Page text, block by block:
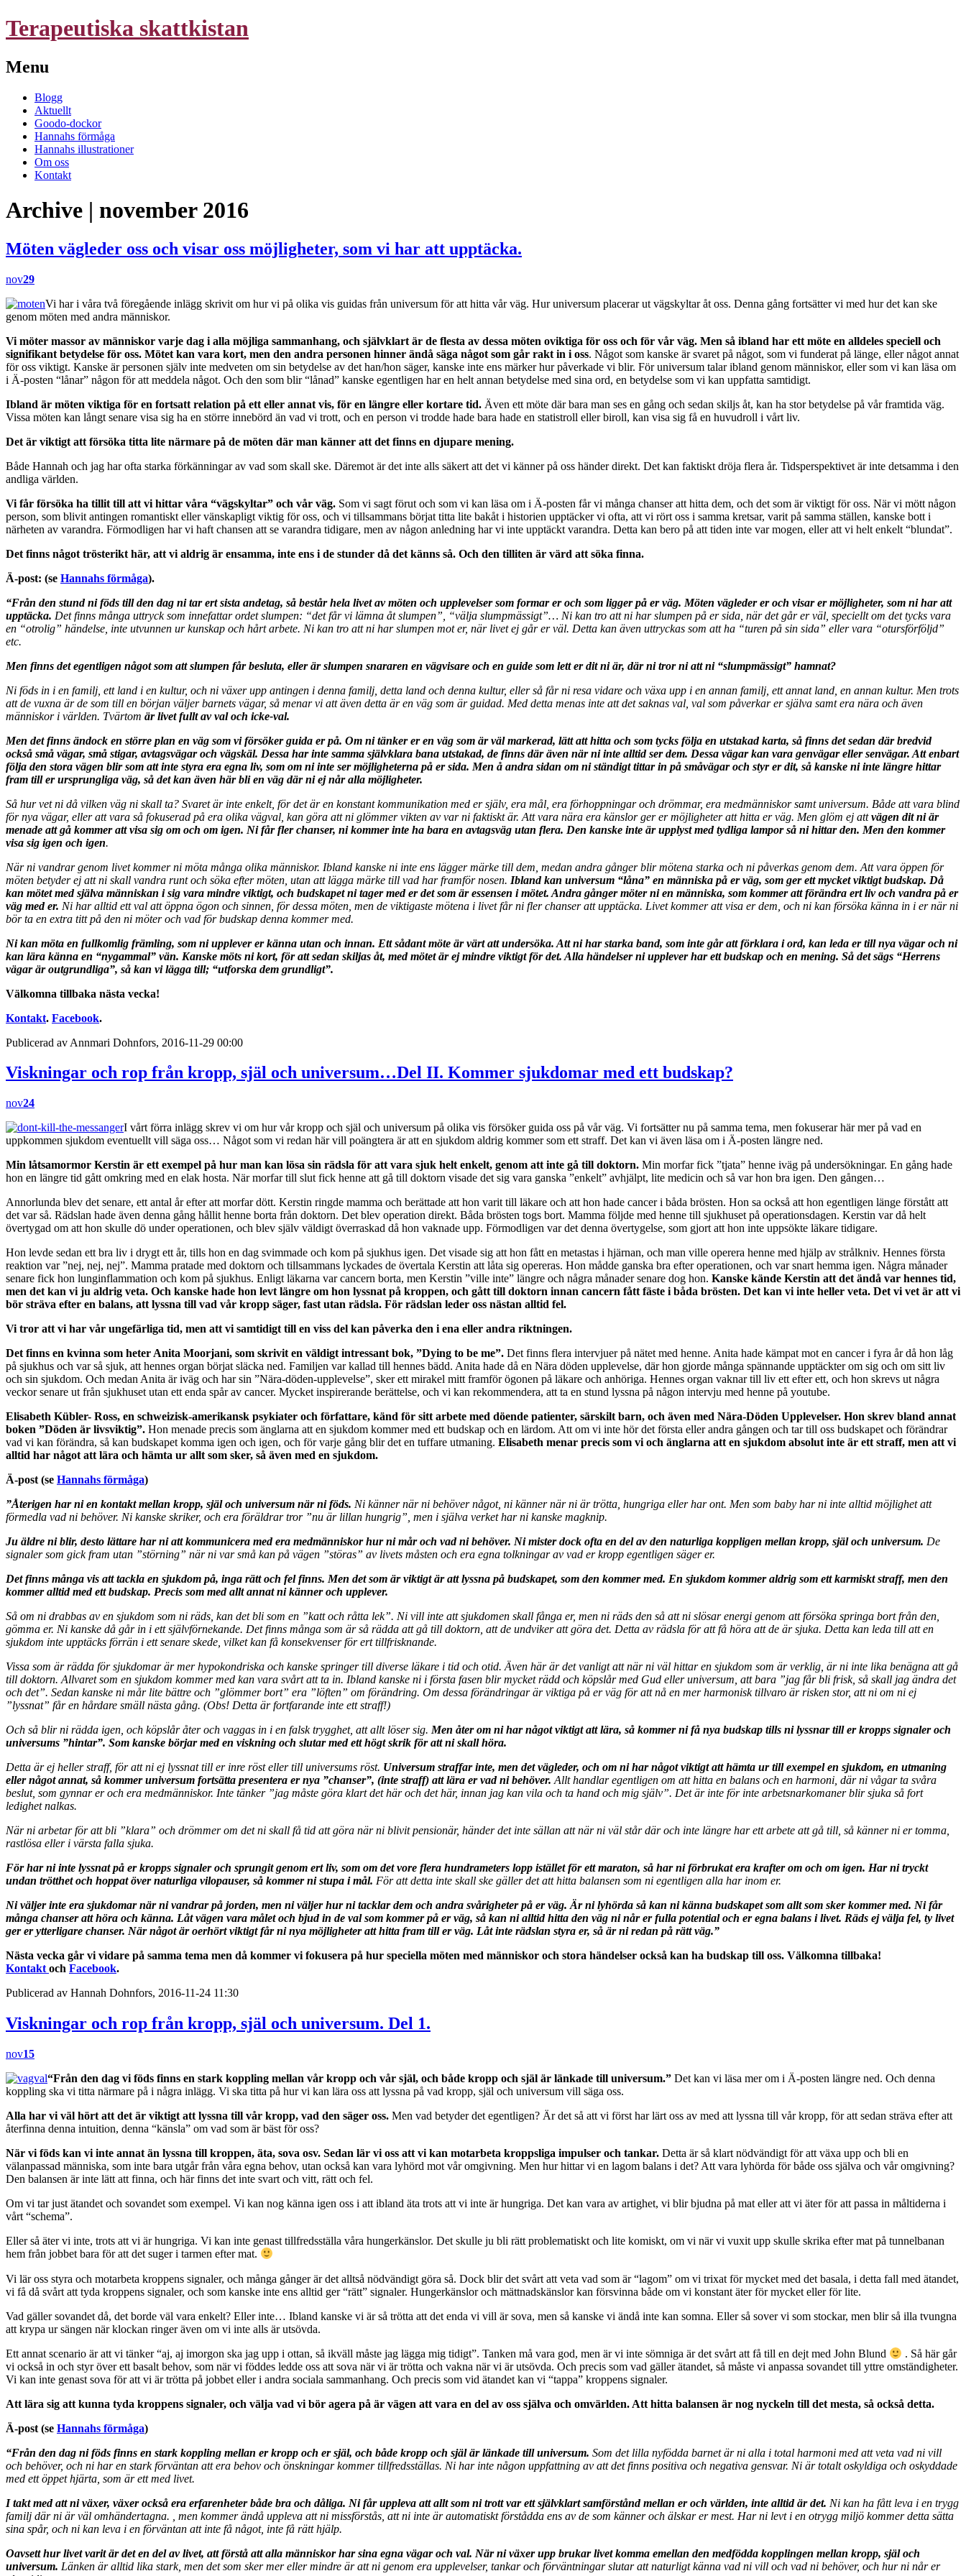
Terapeutiska skattkistan
Menu
Skip
content
Blogg
Aktuellt
Goodo-dockor
Hannahs förmåga
Hannahs illustrationer
Om oss
Kontakt
Archive | november 2016
Möten vägleder oss och visar oss möjligheter, som vi har att upptäcka.
nov29
Vi har i våra två föregående inlägg skrivit om hur vi på olika vis guidas från universum för att hitta vår väg. Hur universum placerar ut vägskyltar åt oss. Denna gång fortsätter vi med hur det kan ske
genom möten med andra människor.
Vi möter massor av människor varje dag i alla möjliga sammanhang, och självklart är de flesta av dessa möten oviktiga för oss och för vår väg. Men så ibland har ett möte en alldeles speciell och
signifikant betydelse för oss. Mötet kan vara kort, men den andra personen hinner ändå säga något som går rakt in i oss. Något som kanske är svaret på något, som vi funderat på länge, eller något annat
för oss viktigt. Kanske är personen själv inte medveten om sin betydelse av det han/hon säger, kanske inte ens märker hur påverkade vi blir. För universum talar ibland genom människor, eller som vi kan läsa om
i Ä-posten “lånar” någon för att meddela något. Och den som blir “lånad” kanske egentligen har en helt annan betydelse med sina ord, en betydelse som vi kan uppfatta samtidigt.
Ibland är möten viktiga för en fortsatt relation på ett eller annat vis, för en längre eller kortare tid. Även ett möte där bara man ses en gång och sedan skiljs åt, kan ha stor betydelse på vår framtida väg.
Vissa möten kan långt senare visa sig ha en större innebörd än vad vi trott, och en person vi trodde hade bara hade en statistroll eller biroll, kan visa sig få en huvudroll i vårt liv.
Det är viktigt att försöka titta lite närmare på de möten där man känner att det finns en djupare mening.
Både Hannah och jag har ofta starka förkänningar av vad som skall ske. Däremot är det inte alls säkert att det vi känner på oss händer direkt. Det kan faktiskt dröja flera år. Tidsperspektivet är inte detsamma i den
andliga världen.
Vi får försöka ha tillit till att vi hittar våra “vägskyltar” och vår väg. Som vi sagt förut och som vi kan läsa om i Ä-posten får vi många chanser att hitta dem, och det som är viktigt för oss. När vi mött någon
person, som blivit antingen romantiskt eller vänskapligt viktig för oss, och vi tillsammans börjat titta lite bakåt i historien upptäcker vi ofta, att vi rört oss i samma kretsar, varit på samma ställen, kanske bott i
närheten av varandra. Förmodligen har vi haft chansen att se varandra tidigare, men av någon anledning har vi inte upptäckt varandra. Detta kan bero på att tiden inte var mogen, eller att vi helt enkelt “blundat”.
Det finns något trösterikt här, att vi aldrig är ensamma, inte ens i de stunder då det känns så. Och den tilliten är värd att söka finna.
Ä-post: (se Hannahs förmåga).
“Från den stund ni föds till den dag ni tar ert sista andetag, så består hela livet av möten och upplevelser som formar er och som ligger på er väg. Möten vägleder er och visar er möjligheter, som ni har att
upptäcka. Det finns många uttryck som innefattar ordet slumpen: “det får vi lämna åt slumpen”, “välja slumpmässigt”… Ni kan tro att ni har slumpen på er sida, när det går er väl, speciellt om det tycks vara
en “otrolig” händelse, inte utvunnen ur kunskap och hårt arbete. Ni kan tro att ni har slumpen mot er, när livet ej går er väl. Detta kan även uttryckas som att ha “turen på sin sida” eller vara “otursförföljd”
etc.
Men finns det egentligen något som att slumpen får besluta, eller är slumpen snararen en vägvisare och en guide som lett er dit ni är, där ni tror ni att ni “slumpmässigt” hamnat?
Ni föds in i en familj, ett land i en kultur, och ni växer upp antingen i denna familj, detta land och denna kultur, eller så får ni resa vidare och växa upp i en annan familj, ett annat land, en annan kultur. Men trots
att de vuxna är de som till en början väljer barnets vägar, så menar vi att även detta är en väg som är guidad. Med detta menas inte att det saknas val, val som påverkar er själva samt era nära och även
människor i världen. Tvärtom är livet fullt av val och icke-val.
Men det finns ändock en större plan en väg som vi försöker guida er på. Om ni tänker er en väg som är väl markerad, lätt att hitta och som tycks följa en utstakad karta, så finns det sedan där bredvid
också små vägar, små stigar, avtagsvägar och vägskäl. Dessa har inte samma självklara bana utstakad, de finns där även när ni inte alltid ser dem. Dessa vägar kan vara genvägar eller senvägar. Att enbart
följa den stora vägen blir som att inte styra era egna liv, som om ni inte ser möjligheterna på er sida. Men å andra sidan om ni ständigt tittar in på småvägar och styr er dit, så kanske ni inte längre hittar
fram till er ursprungliga väg, så det kan även här bli en väg där ni ej når alla möjligheter.
Så hur vet ni då vilken väg ni skall ta? Svaret är inte enkelt, för det är en konstant kommunikation med er själv, era mål, era förhoppningar och drömmar, era medmänniskor samt universum. Både att vara blind
för nya vägar, eller att vara så fokuserad på era olika vägval, kan göra att ni glömmer vikten av var ni faktiskt är. Att vara nära era känslor ger er möjligheter att hitta er väg. Men glöm ej attvägen dit ni är
menade att gå kommer att visa sig om och om igen. Ni får fler chanser, ni kommer inte ha bara en avtagsväg utan flera. Den kanske inte är upplyst med tydliga lampor så ni hittar den. Men den kommer
visa sig igen och igen.
När ni vandrar genom livet kommer ni möta många olika människor. Ibland kanske ni inte ens lägger märke till dem, medan andra gånger blir mötena starka och ni påverkas genom dem. Att vara öppen för
möten betyder ej att ni skall vandra runt och söka efter möten, utan att lägga märke till vad har framför nosen. Ibland kan universum “låna” en människa på er väg, som ger ett mycket viktigt budskap. Då
kan mötet med själva människan i sig vara mindre viktigt, och budskapet ni tager med er det som är essensen i mötet. Andra gånger möter ni en människa, som kommer att förändra ert liv och vandra på er
väg med er. Ni har alltid ett val att öppna ögon och sinnen, för dessa möten, men de viktigaste mötena i livet får ni fler chanser att upptäcka. Livet kommer att visa er dem, och ni kan försöka känna in i er när ni
bör ta en extra titt på den ni möter och vad för budskap denna kommer med.
Ni kan möta en fullkomlig främling, som ni upplever er känna utan och innan. Ett sådant möte är värt att undersöka. Att ni har starka band, som inte går att förklara i ord, kan leda er till nya vägar och ni
kan lära känna en “nygammal” vän. Kanske möts ni kort, för att sedan skiljas åt, med mötet är ej mindre viktigt för det. Alla händelser ni upplever har ett budskap och en mening. Så det sägs “Herrens
vägar är outgrundliga”, så kan vi lägga till; “utforska dem grundligt”.
Välkomna tillbaka nästa vecka!
Kontakt. Facebook.
Publicerad av Annmari Dohnfors, 2016-11-29 00:00
Viskningar och rop från kropp, själ och universum…Del II. Kommer sjukdomar med ett budskap?
nov24
I vårt förra inlägg skrev vi om hur vår kropp och själ och universum på olika vis försöker guida oss på vår väg. Vi fortsätter nu på samma tema, men fokuserar här mer på vad en
uppkommen sjukdom eventuellt vill säga oss… Något som vi redan här vill poängtera är att en sjukdom aldrig kommer som ett straff. Det kan vi även läsa om i Ä-posten längre ned.
Min låtsamormor Kerstin är ett exempel på hur man kan lösa sin rädsla för att vara sjuk helt enkelt, genom att inte gå till doktorn. Min morfar fick ”tjata” henne iväg på undersökningar. En gång hade
hon en längre tid gått omkring med en elak hosta. När morfar till slut fick henne att gå till doktorn visade det sig vara ganska ”enkelt” avhjälpt, lite medicin och så var hon bra igen. Den gången…
Annorlunda blev det senare, ett antal år efter att morfar dött. Kerstin ringde mamma och berättade att hon varit till läkare och att hon hade cancer i båda brösten. Hon sa också att hon egentligen länge förstått att
det var så. Rädslan hade även denna gång hållit henne borta från doktorn. Det blev operation direkt. Båda brösten togs bort. Mamma följde med henne till sjukhuset på operationsdagen. Kerstin var då helt
övertygad om att hon skulle dö under operationen, och blev själv väldigt överraskad då hon vaknade upp. Förmodligen var det denna övertygelse, som gjort att hon inte uppsökte läkare tidigare.
Hon levde sedan ett bra liv i drygt ett år, tills hon en dag svimmade och kom på sjukhus igen. Det visade sig att hon fått en metastas i hjärnan, och man ville operera henne med hjälp av strålkniv. Hennes första
reaktion var ”nej, nej, nej”. Mamma pratade med doktorn och tillsammans lyckades de övertala Kerstin att låta sig opereras. Hon mådde ganska bra efter operationen, och var snart hemma igen. Några månader
senare fick hon lunginflammation och kom på sjukhus. Enligt läkarna var cancern borta, men Kerstin ”ville inte” längre och några månader senare dog hon. Kanske kände Kerstin att det ändå var hennes tid,
men det kan vi ju aldrig veta. Och kanske hade hon levt längre om hon lyssnat på kroppen, och gått till doktorn innan cancern fått fäste i båda brösten. Det kan vi inte heller veta. Det vi vet är att vi
bör sträva efter en balans, att lyssna till vad vår kropp säger, fast utan rädsla. För rädslan leder oss nästan alltid fel.
Vi tror att vi har vår ungefärliga tid, men att vi samtidigt till en viss del kan påverka den i ena eller andra riktningen.
Det finns en kvinna som heter Anita Moorjani, som skrivit en väldigt intressant bok, ”Dying to be me”. Det finns flera intervjuer på nätet med henne. Anita hade kämpat mot en cancer i fyra år då hon låg
på sjukhus och var så sjuk, att hennes organ börjat släcka ned. Familjen var kallad till hennes bädd. Anita hade då en Nära döden upplevelse, där hon gjorde många spännande upptäckter om sig och om sitt liv
och sin sjukdom. Och medan Anita är iväg och har sin ”Nära-döden-upplevelse”, sker ett mirakel mitt framför ögonen på läkare och anhöriga. Hennes organ vaknar till liv ett efter ett, och hon skrevs ut några
veckor senare ut från sjukhuset utan ett enda spår av cancer. Mycket inspirerande berättelse, och vi kan rekommendera, att ta en stund lyssna på någon intervju med henne på youtube.
Elisabeth Kübler- Ross, en schweizisk-amerikansk psykiater och författare, känd för sitt arbete med döende patienter, särskilt barn, och även med Nära-Döden Upplevelser. Hon skrev bland annat
boken ”Döden är livsviktig”. Hon menade precis som änglarna att en sjukdom kommer med ett budskap och en lärdom. Att om vi inte hör det första eller andra gången och tar till oss budskapet och förändrar
vad vi kan förändra, så kan budskapet komma igen och igen, och för varje gång blir det en tuffare utmaning. Elisabeth menar precis som vi och änglarna att en sjukdom absolut inte är ett straff, men att vi
alltid har något att lära och hämta ur allt som sker, så även med en sjukdom.
Ä-post (se Hannahs förmåga)
”Återigen har ni en kontakt mellan kropp, själ och universum när ni föds. Ni känner när ni behöver något, ni känner när ni är trötta, hungriga eller har ont. Men som baby har ni inte alltid möjlighet att
förmedla vad ni behöver. Ni kanske skriker, och era föräldrar tror ”nu är lillan hungrig”, men i själva verket har ni kanske magknip.
Ju äldre ni blir, desto lättare har ni att kommunicera med era medmänniskor hur ni mår och vad ni behöver. Ni mister dock ofta en del av den naturliga koppligen mellan kropp, själ och universum. De
signaler som gick fram utan ”störning” när ni var små kan på vägen ”störas” av livets måsten och era egna tolkningar av vad er kropp egentligen säger er.
Det finns många vis att tackla en sjukdom på, inga rätt och fel finns. Men det som är viktigt är att lyssna på budskapet, som den kommer med. En sjukdom kommer aldrig som ett karmiskt straff, men den
kommer alltid med ett budskap. Precis som med allt annat ni känner och upplever.
Så om ni drabbas av en sjukdom som ni räds, kan det bli som en ”katt och råtta lek”. Ni vill inte att sjukdomen skall fånga er, men ni räds den så att ni slösar energi genom att försöka springa bort från den,
gömma er. Ni kanske då går in i ett självförnekande. Det finns många som är så rädda att gå till doktorn, att de undviker att göra det. Detta av rädsla för att få höra att de är sjuka. Detta kan leda till att en
sjukdom inte upptäcks förrän i ett senare skede, vilket kan få konsekvenser för ert tillfrisknande.
Vissa som är rädda för sjukdomar är mer hypokondriska och kanske springer till diverse läkare i tid och otid. Även här är det vanligt att när ni väl hittar en sjukdom som är verklig, är ni inte lika benägna att gå
till doktorn. Allvaret som en sjukdom kommer med kan vara svårt att ta in. Ibland kanske ni i första fasen blir mycket rädd och köpslår med Gud eller universum, att bara ”jag får bli frisk, så skall jag ändra det
och det”. Sedan kanske ni mår lite bättre och ”glömmer bort” era ”löften” om förändring. Om dessa förändringar är viktiga på er väg för att nå en mer harmonisk tillvaro är risken stor, att ni om ni ej
”lyssnat” får en hårdare smäll nästa gång. (Obs! Detta är fortfarande inte ett straff!)
Och så blir ni rädda igen, och köpslår åter och vaggas in i en falsk trygghet, att allt löser sig. Men åter om ni har något viktigt att lära, så kommer ni få nya budskap tills ni lyssnar till er kropps signaler och
universums ”hintar”. Som kanske börjar med en viskning och slutar med ett högt skrik för att ni skall höra.
Detta är ej heller straff, för att ni ej lyssnat till er inre röst eller till universums röst. Universum straffar inte, men det vägleder, och om ni har något viktigt att hämta ur till exempel en sjukdom, en utmaning
eller något annat, så kommer universum fortsätta presentera er nya ”chanser”, (inte straff) att lära er vad ni behöver. Allt handlar egentligen om att hitta en balans och en harmoni, där ni vågar ta svåra
beslut, som gynnar er och era medmänniskor. Inte tänker ”jag måste göra klart det här och det här, innan jag kan vila och ta hand och mig själv”. Det är inte för inte arbetsnarkomaner blir sjuka så fort
ledighet nalkas.
När ni arbetar för att bli ”klara” och drömmer om det ni skall få tid att göra när ni blivit pensionär, händer det inte sällan att när ni väl står där och inte längre har ett arbete att gå till, så känner ni er tomma,
rastlösa eller i värsta falla sjuka.
För har ni inte lyssnat på er kropps signaler och sprungit genom ert liv, som om det vore flera hundrameters lopp istället för ett maraton, så har ni förbrukat era krafter om och om igen. Har ni tryckt
undan trötthet och hoppat över naturliga vilopauser, så kommer ni stupa i mål. För att detta inte skall ske gäller det att hitta balansen som ni egentligen alla har inom er.
Ni väljer inte era sjukdomar när ni vandrar på jorden, men ni väljer hur ni tacklar dem och andra svårigheter på er väg. Är ni lyhörda så kan ni känna budskapet som allt som sker kommer med. Ni får
många chanser att höra och känna. Låt vägen vara målet och bjud in de val som kommer på er väg, så kan ni alltid hitta den väg ni når er fulla potential och er egna balans i livet. Räds ej välja fel, ty livet
ger er ytterligare chanser. När något är oerhört viktigt får ni nya möjligheter att hitta fram till er väg. Låt inte rädslan styra er, så är ni redan på rätt väg.”
Nästa vecka går vi vidare på samma tema men då kommer vi fokusera på hur speciella möten med människor och stora händelser också kan ha budskap till oss. Välkomna tillbaka!
Kontakt och Facebook.
Publicerad av Hannah Dohnfors, 2016-11-24 11:30
Viskningar och rop från kropp, själ och universum. Del 1.
nov15
“Från den dag vi föds finns en stark koppling mellan vår kropp och vår själ, och både kropp och själ är länkade till universum.” Det kan vi läsa mer om i Ä-posten längre ned. Och denna
koppling ska vi titta närmare på i några inlägg. Vi ska titta på hur vi kan lära oss att lyssna på vad kropp, själ och universum vill säga oss.
Alla har vi väl hört att det är viktigt att lyssna till vår kropp, vad den säger oss. Men vad betyder det egentligen? Är det så att vi först har lärt oss av med att lyssna till vår kropp, för att sedan sträva efter att
återfinna denna intuition, denna “känsla” om vad som är bäst för oss?
När vi föds kan vi inte annat än lyssna till kroppen, äta, sova osv. Sedan lär vi oss att vi kan motarbeta kroppsliga impulser och tankar. Detta är så klart nödvändigt för att växa upp och bli en
välanpassad människa, som inte bara utgår från våra egna behov, utan också kan vara lyhörd mot vår omgivning. Men hur hittar vi en lagom balans i det? Att vara lyhörda för både oss själva och vår omgivning?
Den balansen är inte lätt att finna, och här finns det inte svart och vitt, rätt och fel.
Om vi tar just ätandet och sovandet som exempel. Vi kan nog känna igen oss i att ibland äta trots att vi inte är hungriga. Det kan vara av artighet, vi blir bjudna på mat eller att vi äter för att passa in måltiderna i
vårt “schema”.
Eller så äter vi inte, trots att vi är hungriga. Vi kan inte genast tillfredsställa våra hungerkänslor. Det skulle ju bli rätt problematiskt och lite komiskt, om vi när vi vuxit upp skulle skrika efter mat på tunnelbanan
hem från jobbet bara för att det suger i tarmen efter mat.
Vi lär oss styra och motarbeta kroppens signaler, och många gånger är det alltså nödvändigt göra så. Dock blir det svårt att veta vad som är “lagom” om vi trixat för mycket med det basala, i detta fall med ätandet,
vi få då svårt att tyda kroppens signaler, och som kanske inte ens alltid ger “rätt” signaler. Hungerkänslor och mättnadskänslor kan försvinna både om vi konstant äter för mycket eller för lite.
Vad gäller sovandet då, det borde väl vara enkelt? Eller inte… Ibland kanske vi är så trötta att det enda vi vill är sova, men så kanske vi ändå inte kan somna. Eller så sover vi som stockar, men blir så illa tvungna
att krypa ur sängen när klockan ringer även om vi inte alls är utsövda.
Ett annat scenario är att vi tänker “aj, aj imorgon ska jag upp i ottan, så ikväll måste jag lägga mig tidigt”. Tanken må vara god, men är vi inte sömniga är det svårt att få till en dejt med John Blund
. Så här går
vi också in och styr över ett basalt behov, som när vi föddes ledde oss att sova när vi är trötta och vakna när vi är utsövda. Och precis som vad gäller ätandet, så måste vi anpassa sovandet till yttre omständigheter.
Vi kan inte genast sova för att vi är trötta på jobbet eller i andra sociala sammanhang. Och precis som vid ätandet kan vi “tappa” kroppens signaler.
Att lära sig att kunna tyda kroppens signaler, och välja vad vi bör agera på är vägen att vara en del av oss själva och omvärlden. Att hitta balansen är nog nyckeln till det mesta, så också detta.
Ä-post (se Hannahs förmåga)
“Från den dag ni föds finns en stark koppling mellan er kropp och er själ, och både kropp och själ är länkade till universum. Som det lilla nyfödda barnet är ni alla i total harmoni med att veta vad ni vill
och behöver, och ni har en stark förväntan att era behov och önskningar kommer tillfredsställas. Ni har inte någon uppfattning av att det finns positiva och negativa gensvar. Ni är totalt oskyldiga och oskyddade
med ett öppet hjärta, som är ett med livet.
I takt med att ni växer, växer också era erfarenheter både bra och dåliga. Ni får uppleva att allt som ni trott var ett självklart samförstånd mellan er och världen, inte alltid är det. Ni kan ha fått leva i en trygg
familj där ni är väl omhändertagna. , men kommer ändå uppleva att ni missförstås, att ni inte är automatiskt förstådda ens av de som känner och älskar er mest. Har ni levt i en otrygg miljö kommer detta sätta
sina spår, och ni kan leva i en förväntan att inte få något, inte få rätt hjälp.
Oavsett hur livet varit är det en del av livet, att förstå att alla människor har sina egna vägar och val. När ni växer upp brukar livet komma emellan den medfödda kopplingen mellan kropp, själ och
universum. Länken är alltid lika stark, men det som sker mer eller mindre är att ni genom era upplevelser, tankar och förväntningar slutar att naturligt känna vad ni vill och vad ni behöver, och hur ni når er